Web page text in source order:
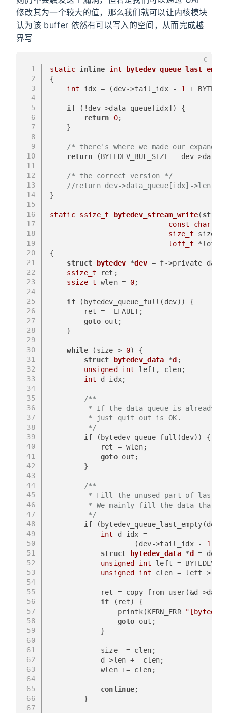
修改其为一个较大的值，那么我们就可以让内核模块
认为该 buffer 依然有可以写入的空间，从而完成越
界写
1
2
3
4
5
6
7
8
9
10
11
12
13
14
15
16
17
18
19
20
21
22
23
24
25
26
27
28
29
30
31
32
33
34
35
36
37
38
39
40
41
42
43
44
45
46
47
48
49
50
51
52
53
54
55
56
57
58
59
60
61
62
63
64
65
66
67
static inline int bytedev_queue_last_empty
{
int idx = (dev->tail_idx - 1 +
if (!dev->data_queue[idx]) {
return
0;
    }
/* there's where we made our expand
return (BYTEDEV_BUF_SIZE - dev-
/* the correct version */
//return dev->data_queue[idx]->len <
}
static ssize_t bytedev_stream_write( struct
const
char
size_t size,
loff_t *loff)
{
struct
bytedev *dev = f->private_data;
ssize_t ret;
ssize_t wlen = 0;
if (bytedev_queue_full(dev)) {
        ret = -EFAULT;
goto out;
    }
while (size > 0) {
struct
bytedev_data *d ;
unsigned int left, clen;
int d_idx;
/**
* If the data queue is already
         * just quit out is OK.
         */
if (bytedev_queue_full(dev)) {
            ret = wlen;
goto out;
        }
/**
* Fill the unused part of last
* We mainly fill the data that
         */
if
int
d_idx =
                    (dev->tail_idx -
1
struct
bytedev_data *d = dev-
unsigned
int
left =
unsigned
int clen = left >
ret = copy_from_user(&d-
if (ret) {
                printk(KERN_ERR
goto out;
            }
            size -= clen;
            d->len += clen;
            wlen += clen;
continue;
        }
C